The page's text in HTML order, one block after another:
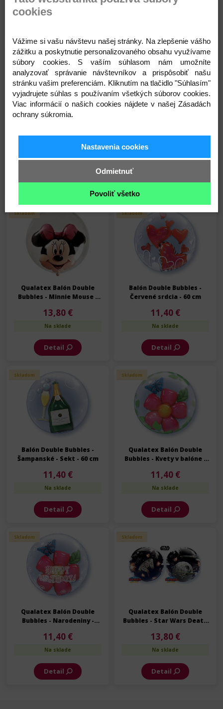
Na sklade Na sklade
Skladom
Tropické ryby - Skalár - 60
Detail
Skladom
Bubbles - Mickey Mouse -
Detail
Skladom
Qualatex Balón Double
Bubbles - Minnie Mouse -
13,80 €
Na sklade
Detail
Skladom
Balón Double Bubbles -
Červené srdcia - 60 cm
11,40 €
Na sklade
Detail
Skladom
Balón Double Bubbles -
Šampanské - Sekt - 60 cm
11,40 €
Na sklade
Detail
Skladom
Qualatex Balón Double
Bubbles - Kvety v balóne -
11,40 €
Na sklade
Detail
Skladom
Qualatex Balón Double
Bubbles - Narodeniny -
11,40 €
Na sklade
Detail
Skladom
Qualatex Balón Double
Bubbles - Star Wars Death
13,80 €
Na sklade
Detail
cookies
Vážime si vašu návštevu našej stránky. Na zlepšenie vášho
zážitku a poskytnutie personalizovaného obsahu využívame
súbory cookies. S vaším súhlasom nám umožníte
analyzovať správanie návštevníkov a prispôsobiť našu
stránku vašim preferenciám. Kliknutím na tlačidlo "Súhlasím"
vyjadrujete súhlas s používaním všetkých súborov cookies.
Viac informácií o našich cookies nájdete v našej Zásadách
ochrany súkromia.
Nastavenia cookies
Odmietnuť
Povoliť všetko